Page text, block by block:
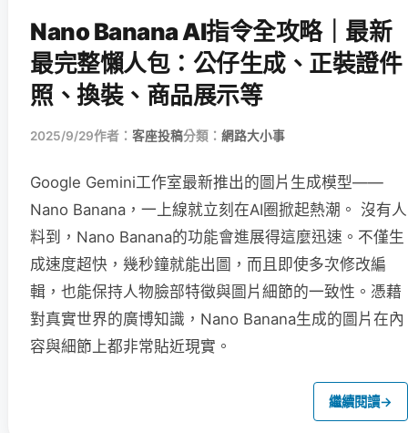
Nano Banana AI指令全攻略｜最新
最完整懶人包：公仔生成、正裝證件
照、換裝、商品展示等
2025/9/29作者： 客座投稿分類： 網路大小事
Google Gemini工作室最新推出的圖片生成模型——
Nano Banana，一上線就立刻在AI圈掀起熱潮。 沒有人
料到，Nano Banana的功能會進展得這麼迅速。不僅生
成速度超快，幾秒鐘就能出圖，而且即使多次修改編
輯，也能保持人物臉部特徵與圖片細節的一致性。憑藉
對真實世界的廣博知識，Nano Banana生成的圖片在內
容與細節上都非常貼近現實。
繼續閱讀→